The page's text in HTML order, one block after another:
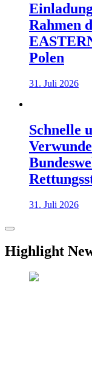
Rahmen
Polen
31. Juli 2026
Schnelle
31. Juli 2026
Highlight